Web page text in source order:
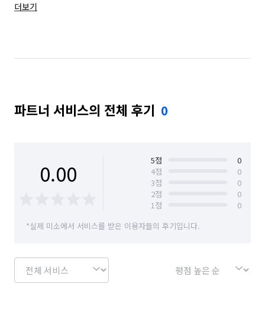
대전 대덕구
서울 강북구 서울 광진구 서울 동대문구
서울 성동구 서울 성북구 서울 송파구
전남 나주시
전남 담양군 전남 순천시
전북 전주시 완산구
더보기
파트너 서비스의 전체 후기 0
0.00 5점
0
4점
0
3점
0
2점
0
1점
0
*실제 미소에서 서비스를 받은 이용자들의 후기입니다.